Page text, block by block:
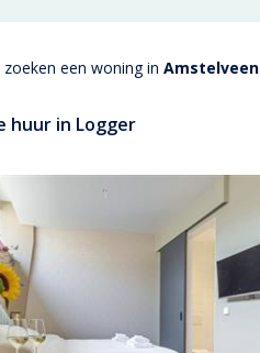
een woning in Amstelveen
huur in Logger